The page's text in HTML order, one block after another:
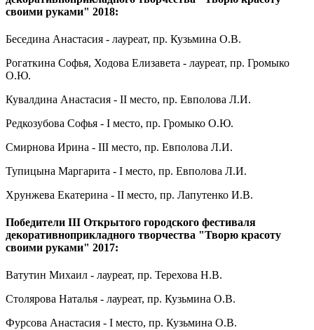
своими руками" 2018:
Беседина Анастасия - лауреат, пр. Кузьмина О.В.
Рогаткина Софья, Ходова Елизавета - лауреат, пр. Громыко
О.Ю.
Кувалдина Анастасия - II место, пр. Евполова Л.И.
Редкозубова Софья - I место, пр. Громыко О.Ю.
Смирнова Ирина - III место, пр. Евполова Л.И.
Тупицына Маргарита - I место, пр. Евполова Л.И.
Хрунжева Екатерина - II место, пр. Лапутенко И.В.
Победители III Открытого городского фестиваля
декоративноприкладного творчества "Творю красоту
своими руками" 2017:
Ватутин Михаил - лауреат, пр. Терехова Н.В.
Столярова Наталья - лауреат, пр. Кузьмина О.В.
Фурсова Анастасия - I место, пр. Кузьмина О.В.